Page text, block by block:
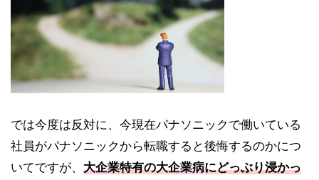
では今度は反対に、今現在パナソニックで働いている
社員がパナソニックから転職すると後悔するのかにつ
いてですが、 大企業特有の大企業病にどっぶり浸かっ